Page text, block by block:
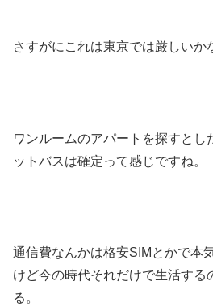
さすがにこれは東京では厳しいか
ワンルームのアパートを探すとし
ットバスは確定って感じですね。
通信費なんかは格安SIMとかで本
けど今の時代それだけで生活する
る。